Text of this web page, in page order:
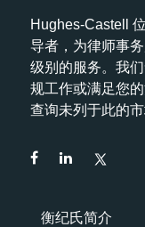
Hughes-Castell
导者，为律师事
级别的服务。我
规工作或满足您
查询未列于此的
衡纪氏简介